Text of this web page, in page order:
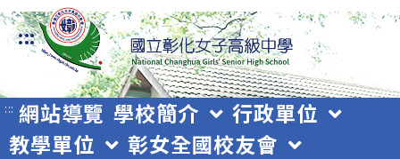
跳
轉
至
主
要
:::
::: 網站導覽 學校簡介
行政單位
教學單位
彰女全國校友會